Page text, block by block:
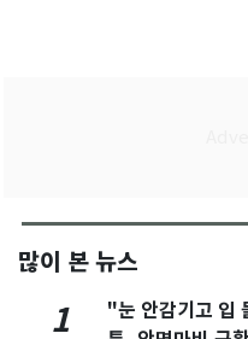
많이 본 뉴스
1
"눈 안감기고